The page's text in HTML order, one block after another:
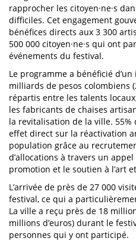
rapprocher les citoyen·ne·s
difficiles. Cet engagement
bénéfices directs aux 3 300
500 000 citoyen·ne·s qui ont
événements du festival.
Le programme a bénéficié
milliards de pesos colombiens
répartis entre les talents
les fabricants de chaises
la revitalisation de la ville.
effet direct sur la réactivation
population grâce au
d’allocations à travers un
promotion et le soutien à l’art
L’arrivée de près de 27 000
festival, ce qui a
La ville a reçu près de 18
millions d’euros) durant le
personnes qui y ont participé.